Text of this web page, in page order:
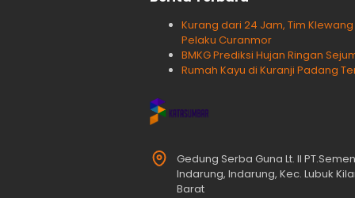
Kurang dari 24 Jam, Tim
Pelaku Curanmor
BMKG Prediksi Hujan Ringan
Rumah Kayu di Kuranji Padang
Gedung Serba Guna Lt. II
Indarung, Indarung, Kec. Lubuk
Barat